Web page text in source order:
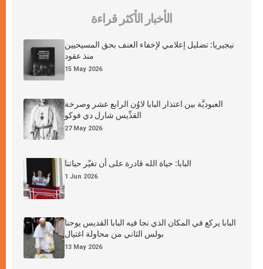
الأخبار الأكثر قراءة
نيجيريا: تضليل إعلامي لإخفاء العنف بحق المسيحيين
منذ عقود
15 May 2026
العبوديَّة بين اعتذار البابا لاوُن الرابع عشر وصرخة
القدِّيس شارل دي فوكو
27 May 2026
البابا: حياة الله قادرة على أن تغيّر حياتنا
1 Jun 2026
البابا يركع في المكان الذي نجا فيه البابا القديس يوحنا
بولس الثاني من محاولة اغتيال
13 May 2026